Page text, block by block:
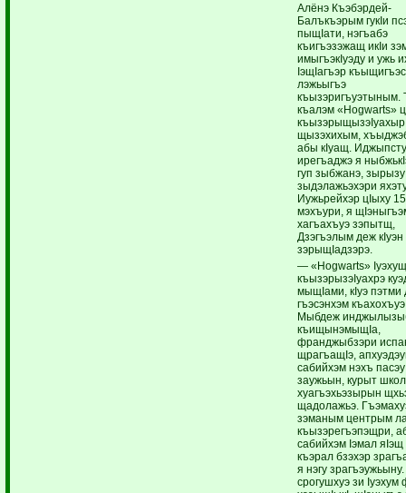
Алёнэ Къэбэрдей-
Балъкъэрым гукIи
пыщIати, нэгъабэ
къигъэзэжащ икIи
имыгъэкIуэду и ужь
IэщIагъэр
лэжьыгъэ
къызэригъуэтыным.
къалэм «Hogwarts»
къызэрыщызэIуахыр
щызэхихым,
абы кIуащ.
ирегъаджэ я
гуп зыбжанэ, зырызу
зыдэлажьэхэри
Иужьрейхэр цIыху 15
мэхъури, я
хагъахъуэ зэпытщ,
Дзэгъэлым деж кIуэн
зэрыщIадзэрэ.
— «Hogwarts»
къызэрызэIуахрэ
мыщIами, кIуэ пэтми
гъэсэнхэм
Мыбдеж
къищынэмыщIа,
франджыбзэри
щрагъащIэ,
сабийхэм нэхъ пасэу
заужьын, курыт
хуагъэхьэзырын
щадолажьэ.
зэманым центрым
къызэрегъэпэщри,
сабийхэм Iэмал яIэщ
къэрал бзэхэр
я нэгу
срогушхуэ зи Iуэхум